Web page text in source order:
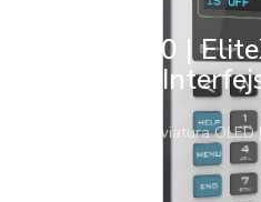
995400 |
OLED |
995400 | EliteX Klawiatura OLED